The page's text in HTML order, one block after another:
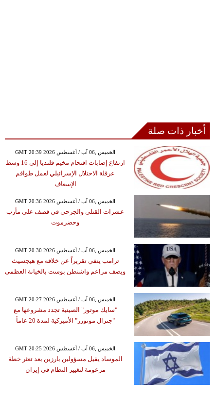
أخبار ذات صلة
GMT 20:39 2026 الخميس ,06 آب / أغسطس
ارتفاع إصابات اقتحام مخيم قلنديا إلى 16 وسط
عرقلة الاحتلال الإسرائيلي لعمل طواقم
الإسعاف
GMT 20:36 2026 الخميس ,06 آب / أغسطس
عشرات القتلى والجرحى في قصف على مأرب
وحضرموت
GMT 20:30 2026 الخميس ,06 آب / أغسطس
ترامب ينفي تقريراً عن خلافه مع هيجسيث
ويصف مزاعم واشنطن بوست بالخيانة العظمى
GMT 20:27 2026 الخميس ,06 آب / أغسطس
"سايك موتور" الصينية تجدد مشروعها مع
"جنرال موتورز" الأميركية لمدة 20 عاماً
GMT 20:25 2026 الخميس ,06 آب / أغسطس
الموساد يقيل مسؤولين بارزين بعد تعثر خطة
مزعومة لتغيير النظام في إيران